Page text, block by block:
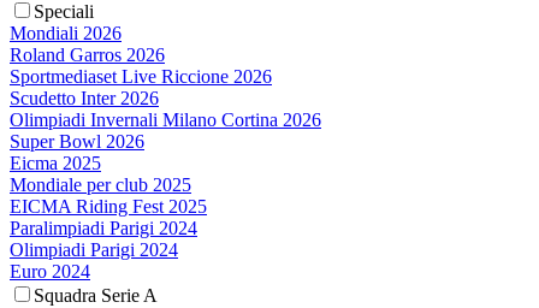
Speciali
Mondiali 2026
Roland Garros 2026
Sportmediaset Live Riccione 2026
Scudetto Inter 2026
Olimpiadi Invernali Milano Cortina 2026
Super Bowl 2026
Eicma 2025
Mondiale per club 2025
EICMA Riding Fest 2025
Paralimpiadi Parigi 2024
Olimpiadi Parigi 2024
Euro 2024
Squadra Serie A